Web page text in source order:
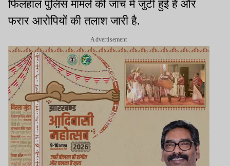
फिलहाल पुलिस मामले की जांच में जुटी हुई है और
फरार आरोपियों की तलाश जारी है.
Advertisement